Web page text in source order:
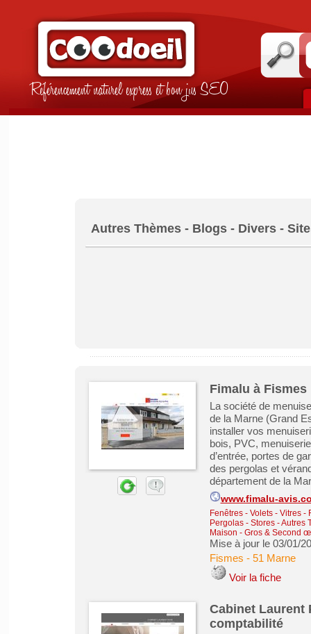
Référencement naturel express et bon jus SEO
Autres Thèmes - Blogs - Divers -
Fimalu à
La société de
de la Marne (Grand
installer vos
bois, PVC,
d’entrée, portes de
des pergolas et
département de la
www.fimalu-
Fenêtres - Volets - Vitres -
Pergolas - Stores-Autres
Maison - Gros & Second
Mise à jour le 03/01/
Fismes - 51 Marne
Voir la fiche
Cabinet Laurent
comptabilité